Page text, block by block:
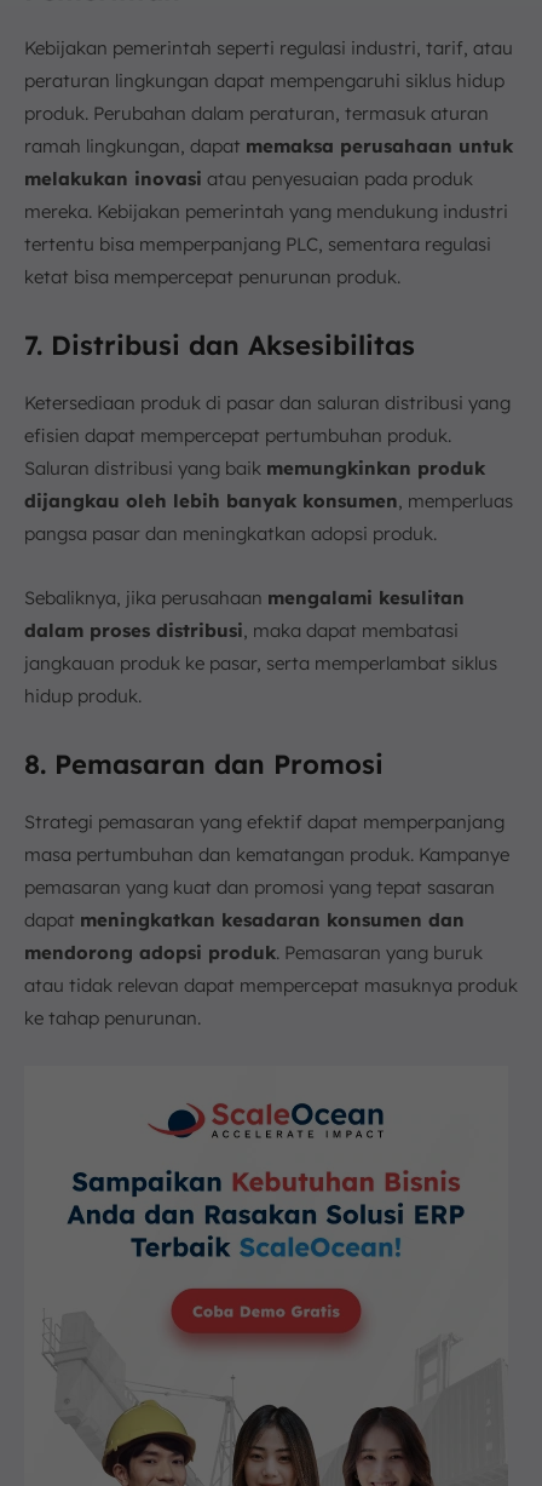
Kebijakan pemerintah seperti regulasi industri, tarif, atau
peraturan lingkungan dapat mempengaruhi siklus hidup
produk. Perubahan dalam peraturan, termasuk aturan
ramah lingkungan, dapat memaksa perusahaan untuk
melakukan inovasi atau penyesuaian pada produk
mereka. Kebijakan pemerintah yang mendukung industri
tertentu bisa memperpanjang PLC, sementara regulasi
ketat bisa mempercepat penurunan produk.
7. Distribusi dan Aksesibilitas
Ketersediaan produk di pasar dan saluran distribusi yang
efisien dapat mempercepat pertumbuhan produk.
Saluran distribusi yang baik memungkinkan produk
dijangkau oleh lebih banyak konsumen , memperluas
pangsa pasar dan meningkatkan adopsi produk.
Sebaliknya, jika perusahaan mengalami kesulitan
dalam proses distribusi , maka dapat membatasi
jangkauan produk ke pasar, serta memperlambat siklus
hidup produk.
8. Pemasaran dan Promosi
Strategi pemasaran yang efektif dapat memperpanjang
masa pertumbuhan dan kematangan produk. Kampanye
pemasaran yang kuat dan promosi yang tepat sasaran
dapat meningkatkan kesadaran konsumen dan
mendorong adopsi produk. Pemasaran yang buruk
atau tidak relevan dapat mempercepat masuknya produk
ke tahap penurunan.